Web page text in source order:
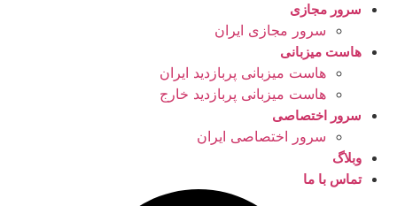
سرور مجازی
سرور مجازی ایران
هاست میزبانی
هاست میزبانی پربازدید ایران
هاست میزبانی پربازدید خارج
سرور اختصاصی
سرور اختصاصی ایران
وبلاگ
تماس با ما